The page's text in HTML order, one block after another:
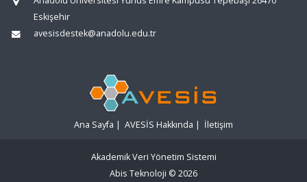
Eskişehir
avesisdestek@anadolu.edu.tr
Ana Sayfa | AVESİS Hakkında | İletişim
Akademik Veri Yönetim Sistemi
Abis Teknoloji © 2026